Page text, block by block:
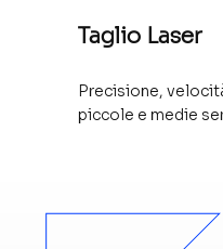
Taglio Laser
Precisione,
piccole e medie